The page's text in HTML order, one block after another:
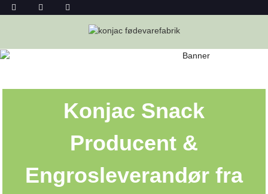
KONJAC SNACK FOOD ENGROS
Konjac Snack
Producent &
Engrosleverandør fra